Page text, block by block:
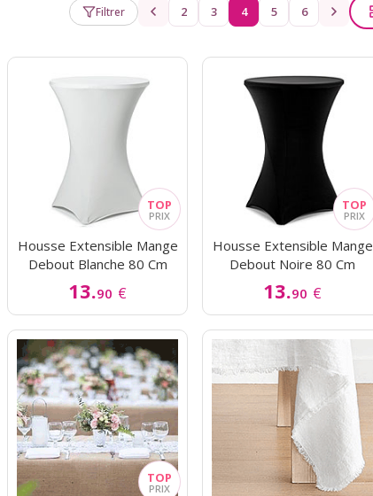
Filtrer 2 3 4 5 6
Housse Extensible Mange
Debout Blanche 80 Cm
13.90 €
Housse Extensible Mange
Debout Noire 80 Cm
13.90 €